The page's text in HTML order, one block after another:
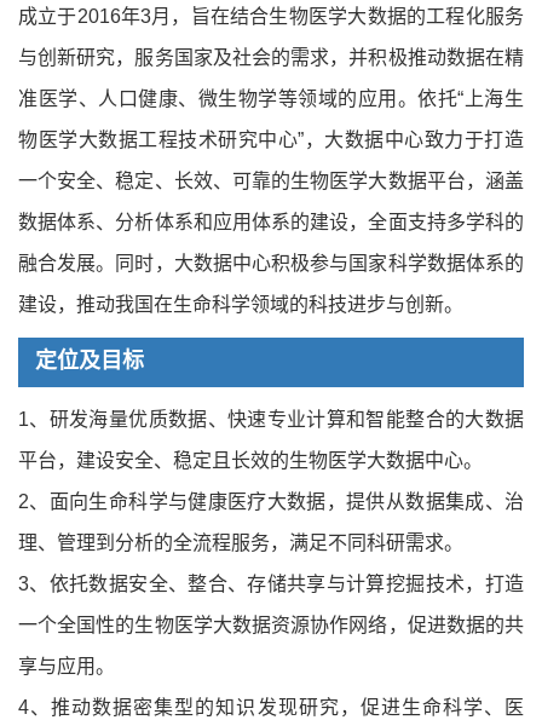
成立于2016年3月，旨在结合生物医学大数据的工程化服务
与创新研究，服务国家及社会的需求，并积极推动数据在精
准医学、人口健康、微生物学等领域的应用。依托“上海生
物医学大数据工程技术研究中心”，大数据中心致力于打造
一个安全、稳定、长效、可靠的生物医学大数据平台，涵盖
数据体系、分析体系和应用体系的建设，全面支持多学科的
融合发展。同时，大数据中心积极参与国家科学数据体系的
建设，推动我国在生命科学领域的科技进步与创新。
定位及目标
1、研发海量优质数据、快速专业计算和智能整合的大数据
平台，建设安全、稳定且长效的生物医学大数据中心。
2、面向生命科学与健康医疗大数据，提供从数据集成、治
理、管理到分析的全流程服务，满足不同科研需求。
3、依托数据安全、整合、存储共享与计算挖掘技术，打造
一个全国性的生物医学大数据资源协作网络，促进数据的共
享与应用。
4、推动数据密集型的知识发现研究，促进生命科学、医